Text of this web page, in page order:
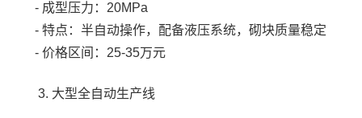
- 成型压力：20MPa
- 特点：半自动操作，配备液压系统，砌块质量稳定
- 价格区间：25-35万元
3. 大型全自动生产线